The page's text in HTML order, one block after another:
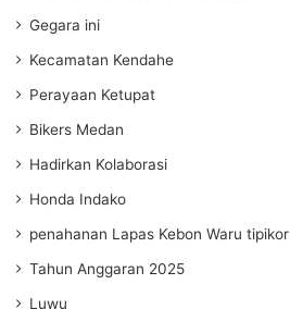
Gegara ini
Kecamatan Kendahe
Perayaan Ketupat
Bikers Medan
Hadirkan Kolaborasi
Honda Indako
penahanan Lapas Kebon Waru tipikor
Tahun Anggaran 2025
Luwu